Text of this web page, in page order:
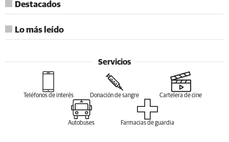
Destacados
Lo más leído
Servicios
Teléfonos de interés Donación de sangre Cartelera de cine
Autobuses Farmacias de guardia